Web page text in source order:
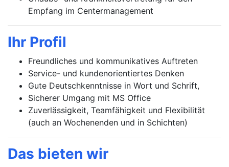
Empfang im Centermanagement
Ihr Profil
Freundliches und kommunikatives Auftreten
Service- und kundenorientiertes Denken
Gute Deutschkenntnisse in Wort und Schrift,
Sicherer Umgang mit MS Office
Zuverlässigkeit, Teamfähigkeit und Flexibilität
(auch an Wochenenden und in Schichten)
Das bieten wir